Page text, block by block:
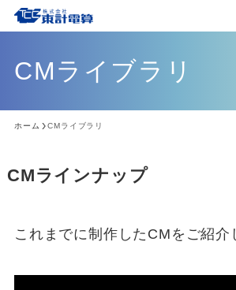
CMライブラリ
ホーム CMライブラリ
CMラインナップ
これまでに制作したCMをご紹介